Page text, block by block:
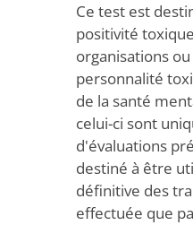
Ce test est
positivité
organisations
personnalité
de la santé
celui-ci sont
d'évaluations
destiné à être
définitive des
effectuée que